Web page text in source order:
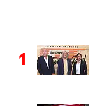
1